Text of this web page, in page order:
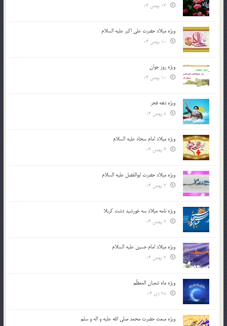
ویژه میلاد حضرت علی اکبر علیه السلام
ویژه روز جوان
ویژه دهه فجر
ویژه میلاد امام سجاد علیه السلام
ویژه میلاد حضرت ابوالفضل علیه السلام
ویژه نامه میلاد سه خورشید دشت کربلا
ویژه میلاد امام حسین علیه السلام
ویژه ماه شعبان المعظّم
ویژه مبعث حضرت محمد صلی الله علیه و اله و سلم